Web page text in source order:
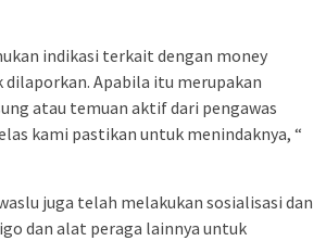
indikasi terkait dengan money
Apabila itu merupakan
atau temuan aktif dari pengawas
kami pastikan untuk menindaknya, “
juga telah melakukan sosialisasi dan
dan alat peraga lainnya untuk